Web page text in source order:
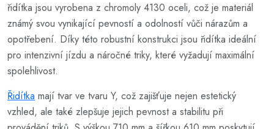
řidítka jsou vyrobena z chromoly 4130 oceli, což je materiál
známý svou vynikající pevností a odolností vůči nárazům a
opotřebení. Díky této robustní konstrukci jsou řidítka ideální
pro intenzivní jízdu a náročné triky, které vyžadují maximální
spolehlivost.
Řidítka mají tvar ve tvaru Y, což zajišťuje nejen estetický
vzhled, ale také zlepšuje jejich pevnost a stabilitu při